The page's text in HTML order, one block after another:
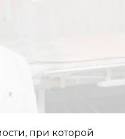
при которой